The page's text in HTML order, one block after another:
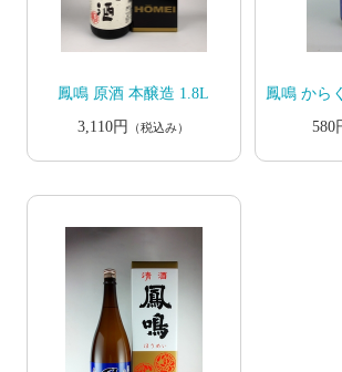
鳳鳴 原酒 本醸造 1.8L
3,110円
（税込み）
鳳鳴 から
580